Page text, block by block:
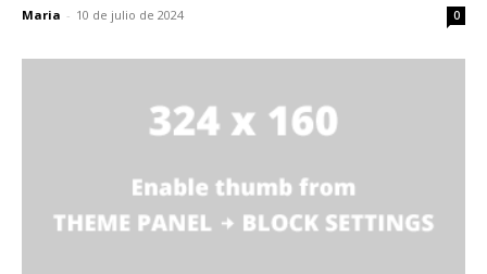
Maria - 10 de julio de 2024 0